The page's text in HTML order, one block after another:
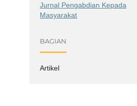
Jurnal Pengabdian Kepada
Masyarakat
BAGIAN
Artikel